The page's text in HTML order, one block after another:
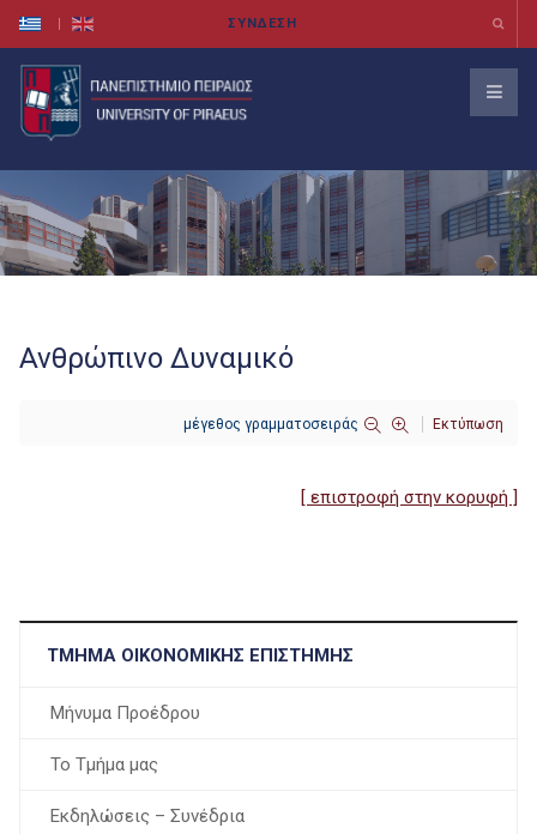
Ανθρώπινο Δυναμικό
μέγεθος γραμματοσειράς Εκτύπωση
[ επιστροφή στην κορυφή ]
ΤΜΉΜΑ ΟΙΚΟΝΟΜΙΚΉΣ ΕΠΙΣΤΉΜΗΣ
Μήνυμα Προέδρου
Το Tμήμα μας
Εκδηλώσεις – Συνέδρια